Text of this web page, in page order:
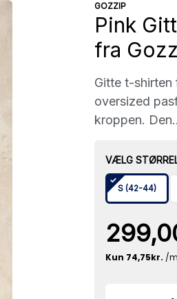
GOZZIP
Pink
fra
Gitte t-shirten
oversized
kroppen.
VÆLG
S (42-44)